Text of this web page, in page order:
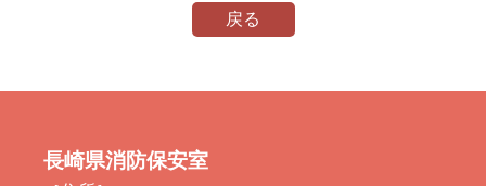
戻る
長崎県消防保安室